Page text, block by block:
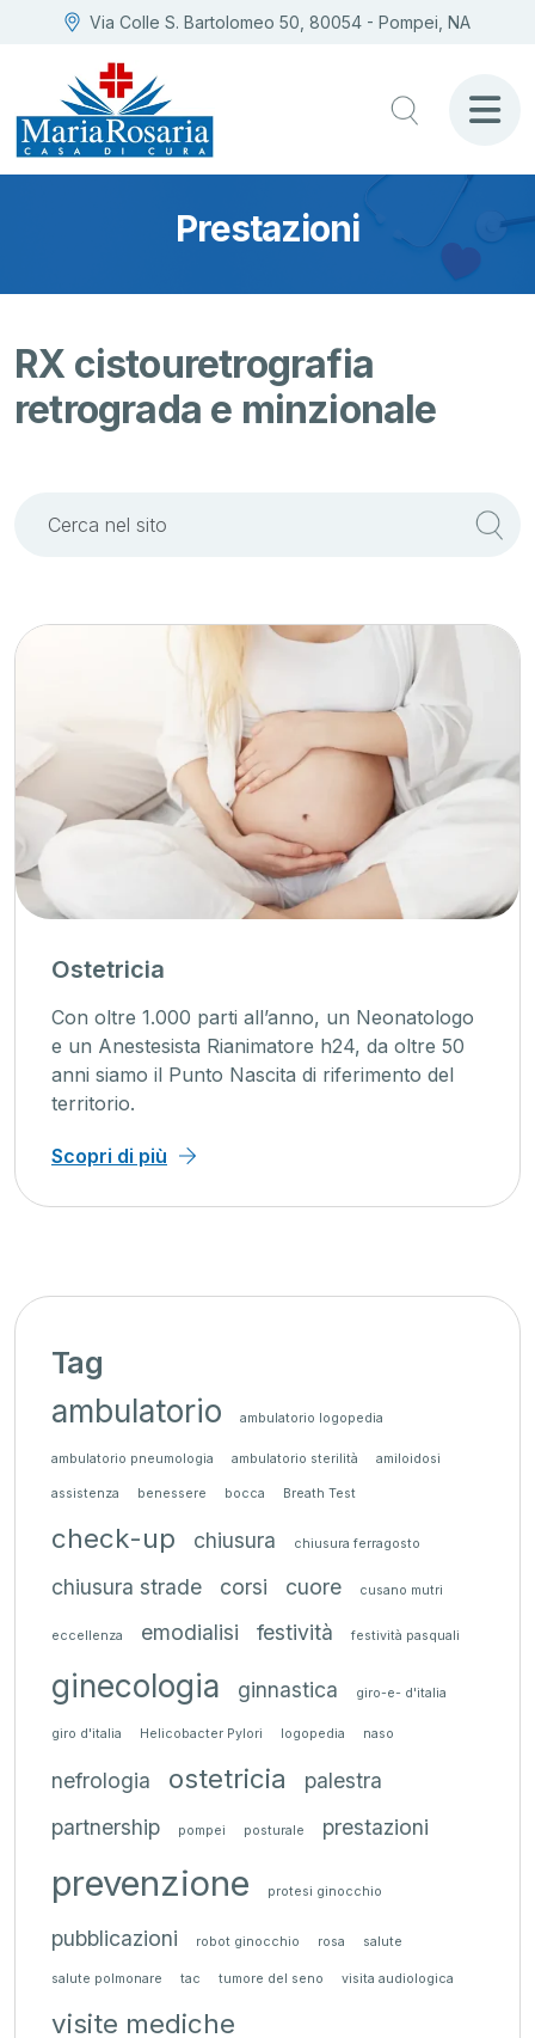
Via Colle S. Bartolomeo 50, 80054 - Pompei, NA
Prestazioni
RX cistouretrografia
retrograda e minzionale
Ostetricia
Con oltre 1.000 parti all’anno, un Neonatologo
e un Anestesista Rianimatore h24, da oltre 50
anni siamo il Punto Nascita di riferimento del
territorio.
Scopri di più
Tag
ambulatorio ambulatorio logopedia
ambulatorio pneumologia ambulatorio sterilità amiloidosi
assistenza benessere bocca Breath Test
check-up chiusura chiusura ferragosto
chiusura strade corsi cuore cusano mutri
eccellenza emodialisi festività festività pasquali
ginecologia ginnastica giro-e- d'italia
giro d'italia Helicobacter Pylori logopedia naso
nefrologia ostetricia
palestra
partnership
pompei posturale prestazioni
prevenzione protesi ginocchio
pubblicazioni robot ginocchio rosa salute
salute polmonare tac tumore del seno visita audiologica
visite mediche